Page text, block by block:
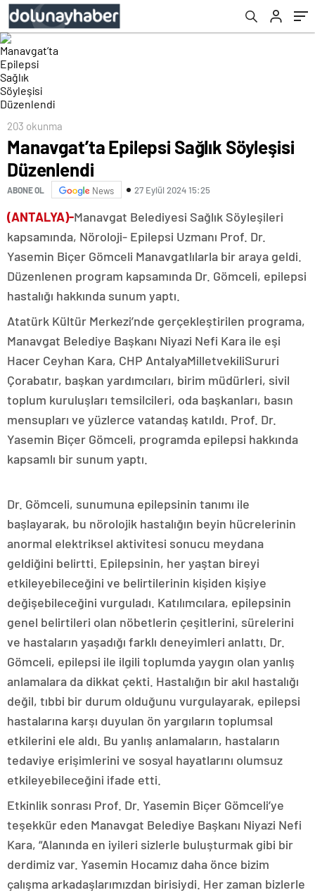
203 okunma
Manavgat’ta Epilepsi Sağlık Söyleşisi
Düzenlendi
ABONE OL News 27 Eylül 2024 15:25
(ANTALYA)-Manavgat Belediyesi Sağlık Söyleşileri
kapsamında, Nöroloji- Epilepsi Uzmanı Prof. Dr.
Yasemin Biçer Gömceli Manavgatlılarla bir araya geldi.
Düzenlenen program kapsamında Dr. Gömceli, epilepsi
hastalığı hakkında sunum yaptı.
Atatürk Kültür Merkezi’nde gerçekleştirilen programa,
Manavgat Belediye Başkanı Niyazi Nefi Kara ile eşi
Hacer Ceyhan Kara, CHP AntalyaMilletvekiliSururi
Çorabatır, başkan yardımcıları, birim müdürleri, sivil
toplum kuruluşları temsilcileri, oda başkanları, basın
mensupları ve yüzlerce vatandaş katıldı. Prof. Dr.
Yasemin Biçer Gömceli, programda epilepsi hakkında
kapsamlı bir sunum yaptı.
Dr. Gömceli, sunumuna epilepsinin tanımı ile
başlayarak, bu nörolojik hastalığın beyin hücrelerinin
anormal elektriksel aktivitesi sonucu meydana
geldiğini belirtti. Epilepsinin, her yaştan bireyi
etkileyebileceğini ve belirtilerinin kişiden kişiye
değişebileceğini vurguladı. Katılımcılara, epilepsinin
genel belirtileri olan nöbetlerin çeşitlerini, sürelerini
ve hastaların yaşadığı farklı deneyimleri anlattı. Dr.
Gömceli, epilepsi ile ilgili toplumda yaygın olan yanlış
anlamalara da dikkat çekti. Hastalığın bir akıl hastalığı
değil, tıbbi bir durum olduğunu vurgulayarak, epilepsi
hastalarına karşı duyulan ön yargıların toplumsal
etkilerini ele aldı. Bu yanlış anlamaların, hastaların
tedaviye erişimlerini ve sosyal hayatlarını olumsuz
etkileyebileceğini ifade etti.
Etkinlik sonrası Prof. Dr. Yasemin Biçer Gömceli’ye
teşekkür eden Manavgat Belediye Başkanı Niyazi Nefi
Kara, “Alanında en iyileri sizlerle buluşturmak gibi bir
derdimiz var. Yasemin Hocamız daha önce bizim
çalışma arkadaşlarımızdan birisiydi. Her zaman bizlerle